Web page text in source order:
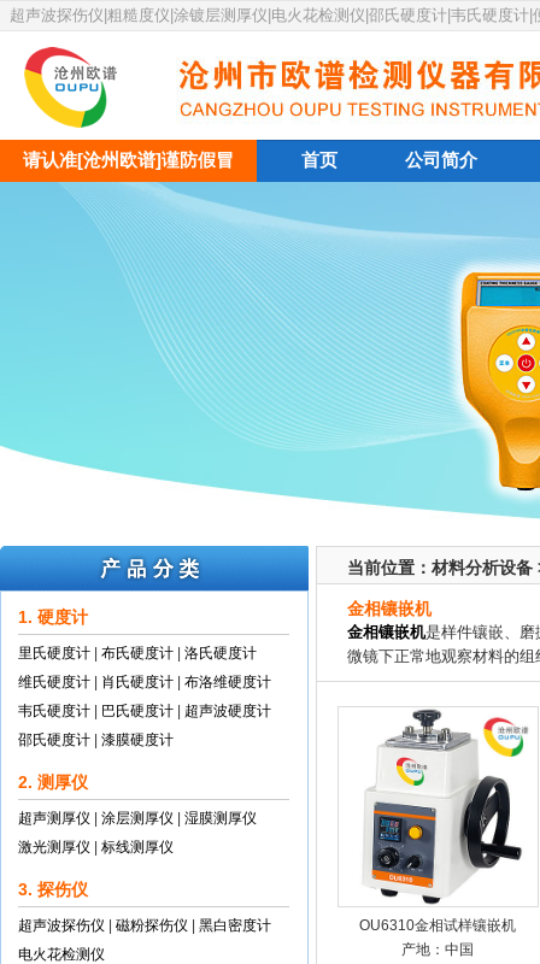
超声波探伤仪|粗糙度仪|涂镀层测厚仪|电火花检测仪|邵氏硬度计|韦氏硬度计|
请认准[沧州欧谱]谨防假冒 首页 公司简介
1. 硬度计
里氏硬度计 布氏硬度计
洛氏硬度计
维氏硬度计
肖氏硬度计
布洛维硬度计
韦氏硬度计
巴氏硬度计
超声波硬度计
邵氏硬度计
漆膜硬度计
2. 测厚仪
超声测厚仪 涂层测厚仪
湿膜测厚仪
激光测厚仪
标线测厚仪
3. 探伤仪
超声波探伤仪 磁粉探伤仪
黑白密度计
电火花检测仪
当前位置： 材料分析设备
金相镶嵌机
金相镶嵌机是样件镶嵌、
微镜下正常地观察材料的
OU6310金相试样镶嵌机
产地：中国